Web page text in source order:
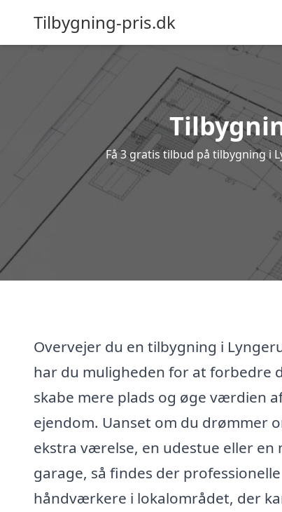
Tilbygning-pris.dk
Få 3 gratis tilbud på tilbygning i
Overvejer du en tilbygning i
har du muligheden for at forbedre
skabe mere plads og øge værdien
ejendom. Uanset om du drømmer
ekstra værelse, en udestue eller en
garage, så findes der professionelle
håndværkere i lokalområdet, der